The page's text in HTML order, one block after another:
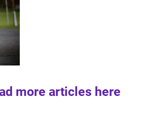
more articles here